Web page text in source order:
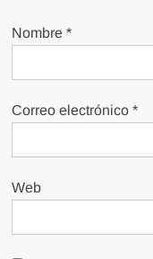
Nombre*
Correo electrónico*
Web